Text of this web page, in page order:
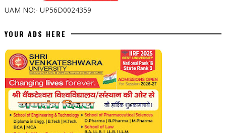
UAM NO:- UP56D0024359
YOUR ADS HERE